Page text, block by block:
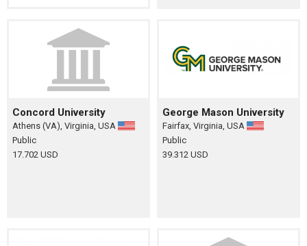
Concord University
Athens (VA), Virginia, USA
Public
17.702 USD
George Mason University
Fairfax, Virginia, USA
Public
39.312 USD